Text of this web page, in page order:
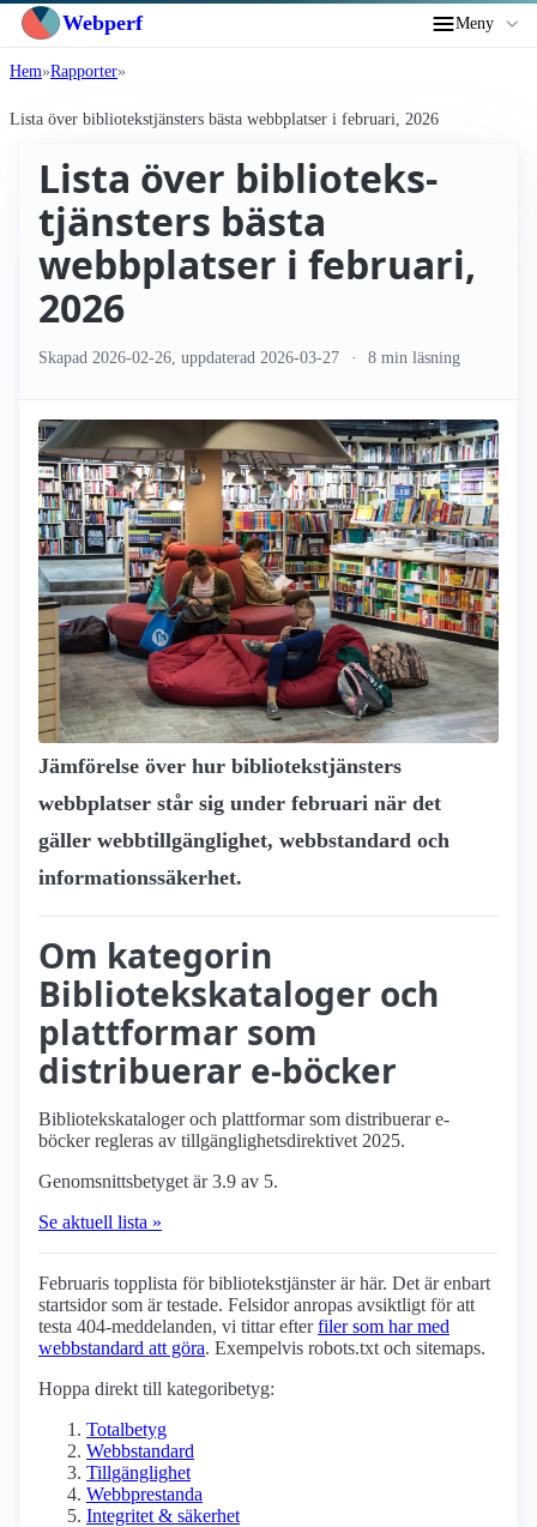
Webperf Meny
Hem Rapporter
Lista över biblioteks­tjänsters bästa webbplatser i februari, 2026
Lista över biblioteks­
tjänsters bästa
webbplatser i februari,
2026
Skapad 2026-02-26 , uppdaterad 2026-03-27 8 min läsning
Jämförelse över hur biblioteks­tjänsters
webbplatser står sig under februari när det
gäller webbtillgänglighet, webbstandard och
informationssäkerhet.
Om kategorin
Bibliotekskataloger och
plattformar som
distribuerar e-böcker
Bibliotekskataloger och plattformar som distribuerar e-
böcker regleras av tillgänglighetsdirektivet 2025.
Genomsnittsbetyget är 3.9 av 5.
Se aktuell lista »
Februaris topplista för biblioteks­tjänster är här. Det är enbart
startsidor som är testade. Felsidor anropas avsiktligt för att
testa 404-meddelanden, vi tittar efterfiler som har med
webbstandard att göra. Exempelvis robots.txt och sitemaps.
Hoppa direkt till kategoribetyg:
Totalbetyg
Webbstandard
Tillgänglighet
Webbprestanda
Integritet & säkerhet